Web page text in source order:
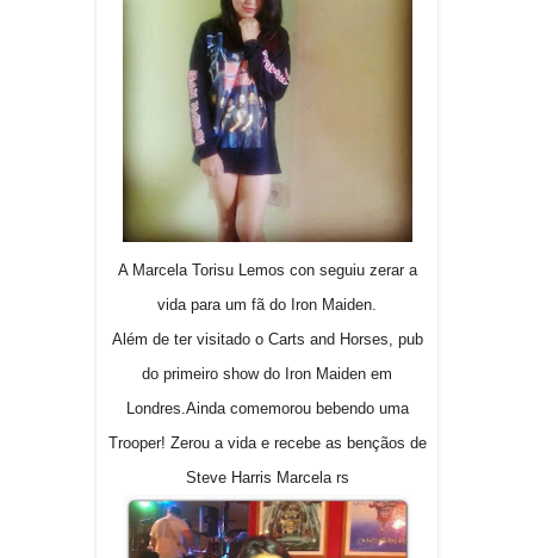
A Marcela Torisu Lemos con seguiu zerar a
vida para um fã do Iron Maiden.
Além de ter visitado o Carts and Horses, pub
do primeiro show do Iron Maiden em
Londres. Ainda comemorou bebendo uma
Trooper! Zerou a vida e recebe as bençãos de
Steve Harris Marcela rs